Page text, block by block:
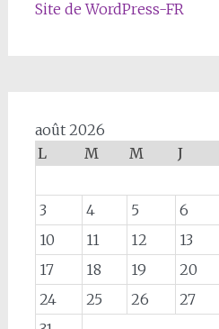
Site de WordPress-FR
août 2026
L
M M J
3
4 5 6
10
11 12 13
17
18 19 20
24
25 26 27